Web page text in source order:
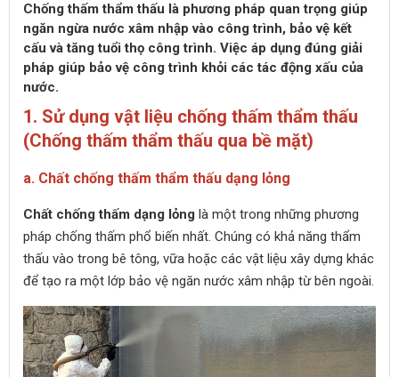
Chống thấm thẩm thấu là phương pháp quan trọng giúp
ngăn ngừa nước xâm nhập vào công trình, bảo vệ kết
cấu và tăng tuổi thọ công trình. Việc áp dụng đúng giải
pháp giúp bảo vệ công trình khỏi các tác động xấu của
nước.
1. Sử dụng vật liệu chống thấm thẩm thấu
(Chống thấm thẩm thấu qua bề mặt)
a. Chất chống thấm thẩm thấu dạng lỏng
Chất chống thấm dạng lỏng là một trong những phương
pháp chống thấm phổ biến nhất. Chúng có khả năng thẩm
thấu vào trong bê tông, vữa hoặc các vật liệu xây dựng khác
để tạo ra một lớp bảo vệ ngăn nước xâm nhập từ bên ngoài.